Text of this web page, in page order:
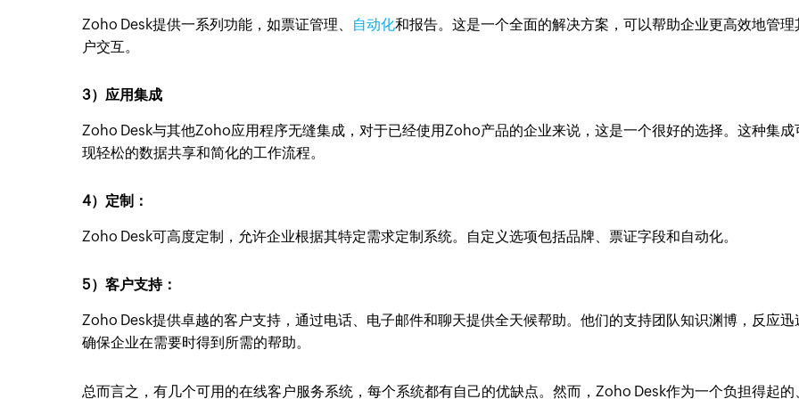
Zoho Desk提供一系列功能，如票证管理、 自动化和报告。这是一个全面的解决方案，可以帮助企业更高效地管理
户交互。
3）应用集成
Zoho Desk与其他Zoho应用程序无缝集成，对于已经使用Zoho产品的企业来说，这是一个很好的选择。这种集成
现轻松的数据共享和简化的工作流程。
4）定制：
Zoho Desk可高度定制，允许企业根据其特定需求定制系统。自定义选项包括品牌、票证字段和自动化。
5）客户支持：
Zoho Desk提供卓越的客户支持，通过电话、电子邮件和聊天提供全天候帮助。他们的支持团队知识渊博，反应迅
确保企业在需要时得到所需的帮助。
总而言之，有几个可用的在线客户服务系统，每个系统都有自己的优缺点。然而，Zoho Desk作为一个负担得起的